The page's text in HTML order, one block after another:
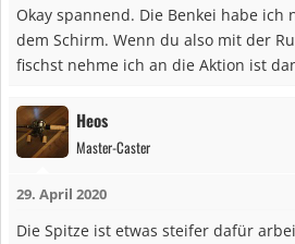
Okay spannend. Die Benkei habe
dem Schirm. Wenn du also mit der
fischst nehme ich an die Aktion ist
Heos
Master-Caster
29. April 2020
Die Spitze ist etwas steifer dafür